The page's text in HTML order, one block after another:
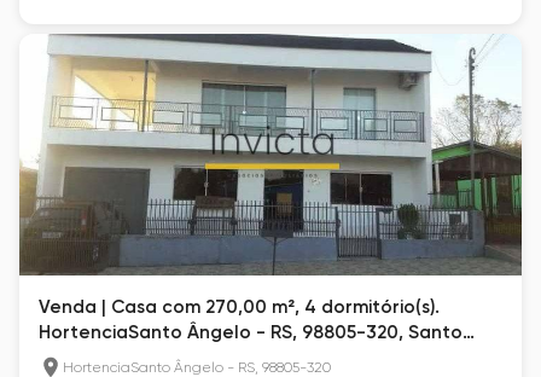
Venda | Casa com 270,00 m², 4 dormitório(s).
HortenciaSanto Ângelo - RS, 98805-320, Santo
Ângelo
HortenciaSanto Ângelo - RS, 98805-320